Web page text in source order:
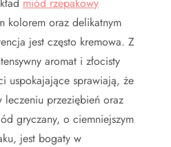
kolorem oraz delikatnym
jest często kremowa. Z
aromat i złocisty
uspokajające sprawiają, że
leczeniu przeziębień oraz
gryczany, o ciemniejszym
jest bogaty w